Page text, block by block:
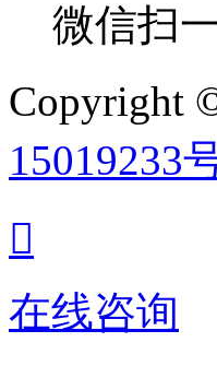
微信扫
Copyright
15019233

在线咨询